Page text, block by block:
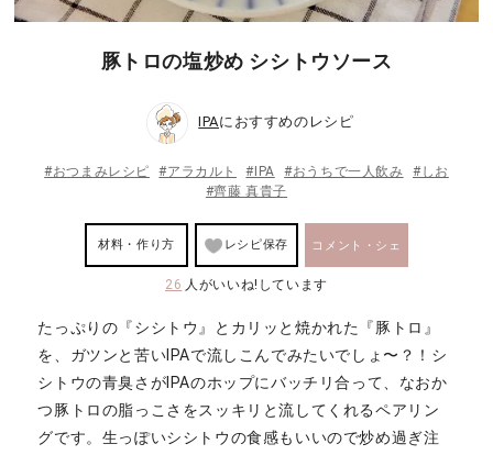
豚トロの塩炒め シシトウソース
IPAにおすすめのレシピ
#おつまみレシピ #アラカルト #IPA #おうちで一人飲み
#しお
#齊藤 真貴子
材料・作り方 レシピ保存 コメント・シェ
26 人がいいね!しています
たっぷりの『シシトウ』とカリッと焼かれた『豚トロ』
を、ガツンと苦いIPAで流しこんでみたいでしょ〜？！シ
シトウの青臭さがIPAのホップにバッチリ合って、なおか
つ豚トロの脂っこさをスッキリと流してくれるペアリン
グです。生っぽいシシトウの食感もいいので炒め過ぎ注